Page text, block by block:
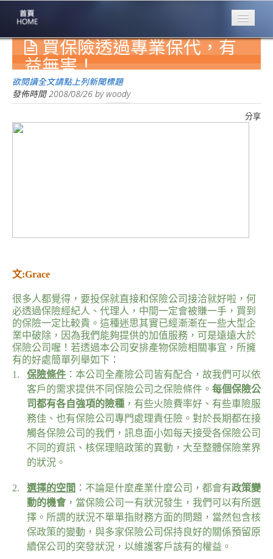
專業豐林
Professional
保險大家談
1386集
估算系統
Product
買保險透過專業保代，有
益無害！
欲閱讀全文請點上列新聞標題
發佈時間2008/08/26 bywoody
分享
文:Grace
很多人都覺得，要投保就直接和保險公司接洽就好啦，何
必透過保險經紀人、代理人，中間一定會被賺一手，買到
的保險一定比較貴。這種迷思其實已經漸漸在一些大型企
業中破除，因為我們能夠提供的加值服務，可是遠遠大於
保險公司喔！若透過本公司安排產物保險相關事宜，所擁
有的好處簡單列舉如下：
1.
保險條件 ：本公司全產險公司皆有配合，故我們可以依
客戶的需求提供不同保險公司之保險條件。 每個保險公
司都有各自強項的險種，有些火險費率好、有些車險服
務佳、也有保險公司專門處理責任險。對於長期都在接
觸各保險公司的我們，訊息面小如每天接受各保險公司
不同的資訊、核保理賠政策的異動，大至整體保險業界
的狀況。
2. 選擇的空間 ：不論是什麼產業什麼公司，都會有政策變
動的機會，當保險公司一有狀況發生，我們可以有所選
擇。所謂的狀況不單單指財務方面的問題，當然包含核
保政策的變動，與多家保險公司保持良好的關係預留原
續保公司的突發狀況，以維護客戶該有的權益。